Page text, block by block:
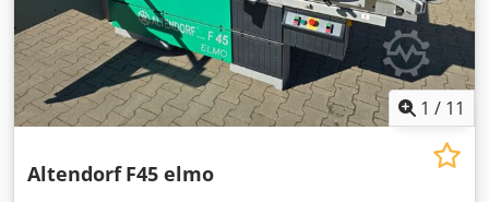
1 / 11
Altendorf F45 elmo